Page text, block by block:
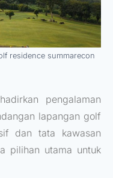
residence summarecon
pengalaman
lapangan golf
dan tata kawasan
pilihan utama untuk